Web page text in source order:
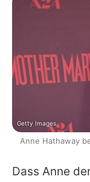
Dass Anne
Getty Images
Anne Hathaway